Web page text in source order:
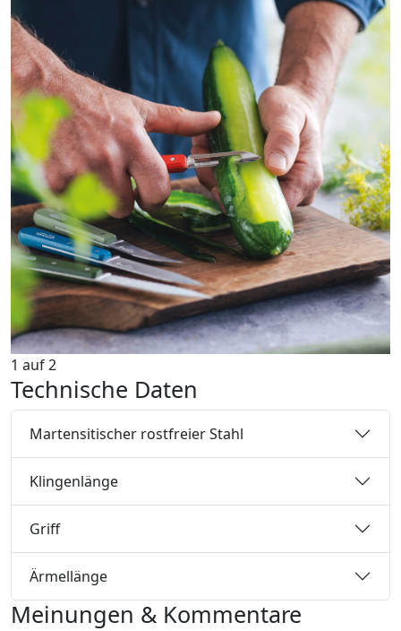
1 auf2
Technische Daten
Martensitischer rostfreier Stahl
Klingenlänge
Griff
Ärmellänge
Meinungen & Kommentare